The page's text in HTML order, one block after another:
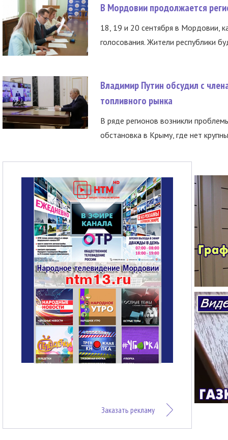
В Мордовии продолжается
18, 19 и 20 сентября в Мордовии,
голосования. Жители республики
Владимир Путин обсудил с
топливного рынка
В ряде регионов возникли
обстановка в Крыму, где нет
Заказать рекламу